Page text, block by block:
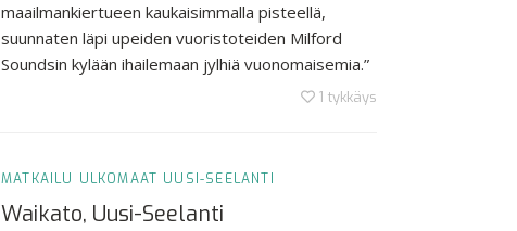
maailmankiertueen kaukaisimmalla pisteellä,
suunnaten läpi upeiden vuoristoteiden Milford
Soundsin kylään ihailemaan jylhiä vuonomaisemia.”
1 tykkäys
MATKAILU ULKOMAAT UUSI-SEELANTI
Waikato, Uusi-Seelanti